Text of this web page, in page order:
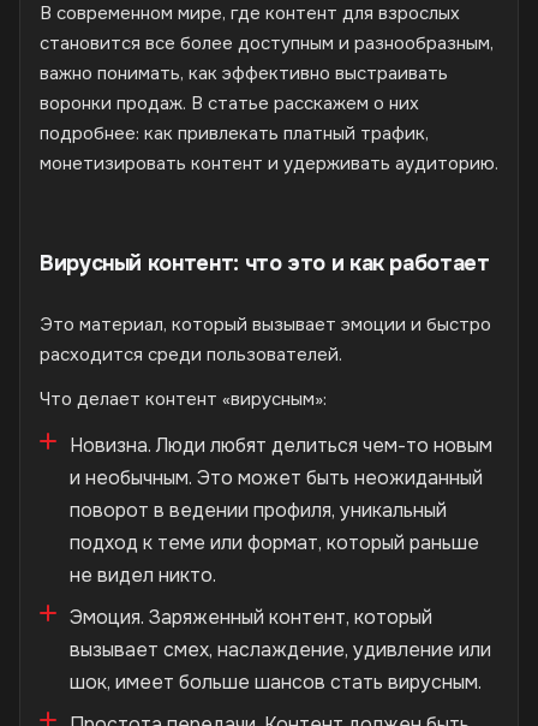
В современном мире, где контент для взрослых
становится все более доступным и разнообразным,
важно понимать, как эффективно выстраивать
воронки продаж. В статье расскажем о них
подробнее: как привлекать платный трафик,
монетизировать контент и удерживать аудиторию.
Вирусный контент: что это и как работает
Это материал, который вызывает эмоции и быстро
расходится среди пользователей.
Что делает контент «вирусным»:
Новизна. Люди любят делиться чем-то новым
и необычным. Это может быть неожиданный
поворот в ведении профиля, уникальный
подход к теме или формат, который раньше
не видел никто.
Эмоция. Заряженный контент, который
вызывает смех, наслаждение, удивление или
шок, имеет больше шансов стать вирусным.